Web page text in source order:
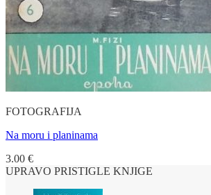
FOTOGRAFIJA
Na moru i planinama
3.00 €
UPRAVO PRISTIGLE KNJIGE